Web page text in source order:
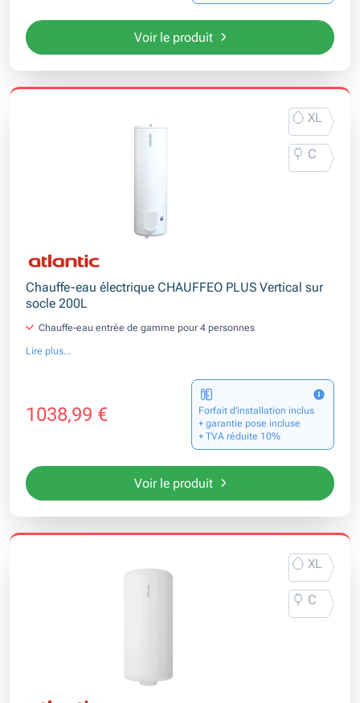
Voir le produit
XL
C
Chauffe-eau électrique CHAUFFEO PLUS Vertical sur
socle 200L
Chauffe-eau entrée de gamme pour 4 personnes
Lire plus...
1038,99 €
Forfait d’installation inclus
+ garantie pose incluse
+ TVA réduite 10%
Voir le produit
XL
C